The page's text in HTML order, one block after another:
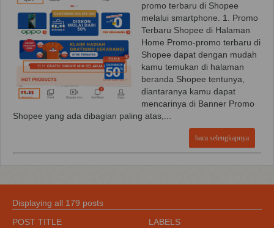
promo terbaru di Shopee
melalui smartphone. 1. Promo
Terbaru Shopee di Halaman
Home Promo-promo terbaru di
Shopee dapat dengan mudah
kamu temukan di halaman
beranda Shopee tentunya,
diantaranya kamu dapat
mencarinya di Banner Promo
Shopee yang ada dibagian paling atas,...
baca selengkapnya
Displaying all 179 posts
POST TITLE
LABELS